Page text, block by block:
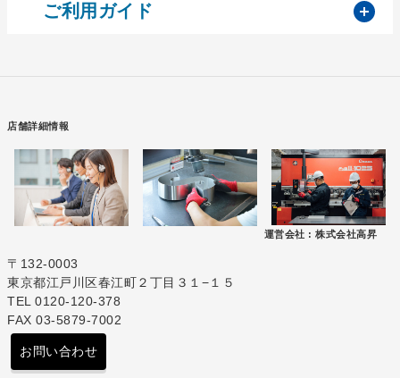
ご利用ガイド
店舗詳細情報
運営会社 : 株式会社高昇
〒132-0003
東京都江戸川区春江町２丁目３１−１５
TEL 0120-120-378
FAX 03-5879-7002
お問い合わせ